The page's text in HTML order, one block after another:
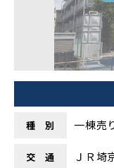
種 別 一棟売
交 通 ＪＲ埼